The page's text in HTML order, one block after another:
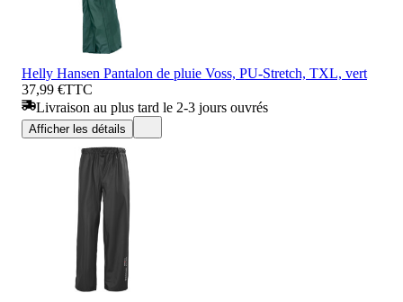
Helly Hansen Pantalon de pluie Voss, PU-Stretch, TXL, vert
37,99 €TTC
Livraison au plus tard le 2-3 jours ouvrés
Afficher les détails